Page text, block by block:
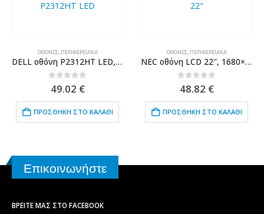
ΟΘΌΝΕΣ, ΠΕΡΙΦΕΡΕΙΑΚΆ
DELL οθόνη P2312HT LED, 23″ Full HD, VGA/DVI, Grade B
out of 5
49.02 €
ΠΡΟΣΘΉΚΗ ΣΤΟ ΚΑΛΆΘΙ
ΟΘΌΝΕΣ, ΠΕΡΙΦΕΡΕΙΑΚΆ
NEC οθόνη LCD 22″, 1680×1050, VGA/DVI, χωρίς Βάση, black/silver, Grade B
out of 5
48.82 €
ΠΡΟΣΘΉΚΗ ΣΤΟ ΚΑΛΆΘΙ
Επικοινωνήστε
ΒΡΕΊΤΕ ΜΑΣ ΣΤΟ FACEBOOK